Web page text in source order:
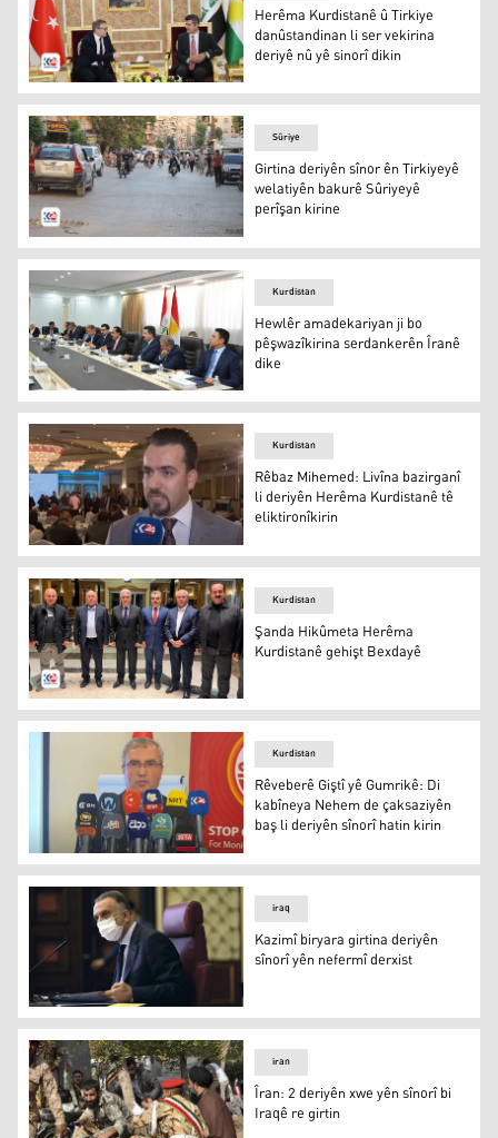
Elî Teter û Anil Bora
Herêma Kurdistanê û Tirkiye
danûstandinan li ser vekirina
deriyê nû yê sinorî dikin
Girtina deriyên sînor ên Tirkiyeyê welatiyên bakurê
Sûriye
Girtina deriyên sînor ên Tirkiyeyê
welatiyên bakurê Sûriyeyê
perîşan kirine
Hewlêr amadekariyan ji bo pêşwazîkirina serdankerên
Kurdistan
Hewlêr amadekariyan ji bo
pêşwazîkirina serdankerên Îranê
dike
Rêbaz Mihemed
Kurdistan
Rêbaz Mihemed: Livîna bazirganî
li deriyên Herêma Kurdistanê tê
eliktironîkirin
Şanda Hikûmeta Herêma Kurdistanê
Kurdistan
Şanda Hikûmeta Herêma
Kurdistanê gehişt Bexdayê
Rêveberê Giştî yê Gumrikê: Di kabîneya Nehem de
Kurdistan
Rêveberê Giştî yê Gumrikê: Di
kabîneya Nehem de çaksaziyên
baş li deriyên sînorî hatin kirin
Kazimî biryara girtina deriyên sînorî yên nefermî derxist
iraq
Kazimî biryara girtina deriyên
sînorî yên nefermî derxist
iran
Îran: 2 deriyên xwe yên sînorî bi
Iraqê re girtin